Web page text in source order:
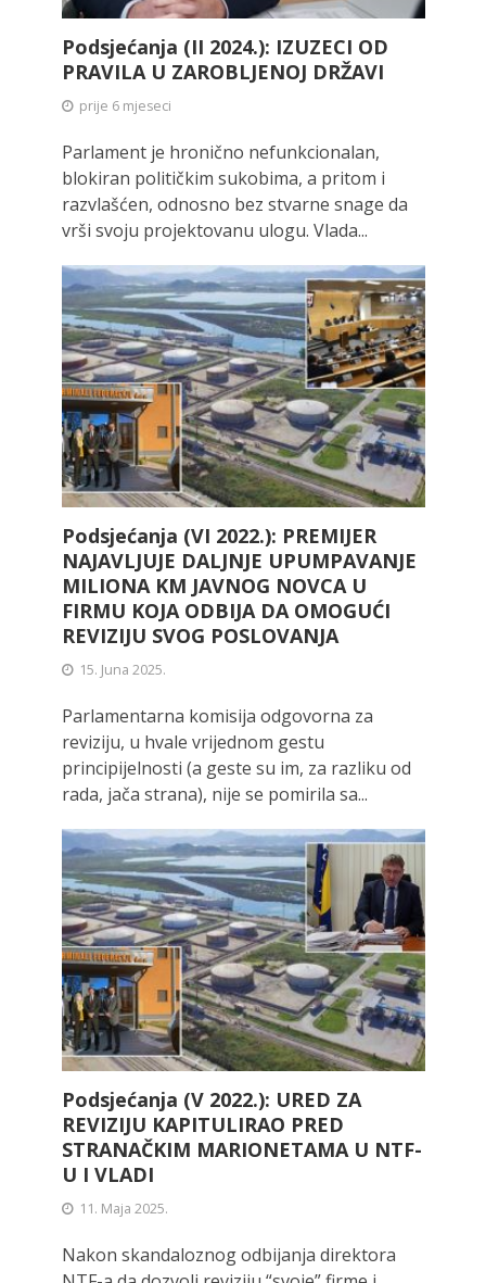
Podsjećanja (II 2024.): IZUZECI OD
PRAVILA U ZAROBLJENOJ DRŽAVI
prije 6 mjeseci
Parlament je hronično nefunkcionalan,
blokiran političkim sukobima, a pritom i
razvlašćen, odnosno bez stvarne snage da
vrši svoju projektovanu ulogu. Vlada...
Podsjećanja (VI 2022.): PREMIJER
NAJAVLJUJE DALJNJE UPUMPAVANJE
MILIONA KM JAVNOG NOVCA U
FIRMU KOJA ODBIJA DA OMOGUĆI
REVIZIJU SVOG POSLOVANJA
15. Juna 2025.
Parlamentarna komisija odgovorna za
reviziju, u hvale vrijednom gestu
principijelnosti (a geste su im, za razliku od
rada, jača strana), nije se pomirila sa...
Podsjećanja (V 2022.): URED ZA
REVIZIJU KAPITULIRAO PRED
STRANAČKIM MARIONETAMA U NTF-
U I VLADI
11. Maja 2025.
Nakon skandaloznog odbijanja direktora